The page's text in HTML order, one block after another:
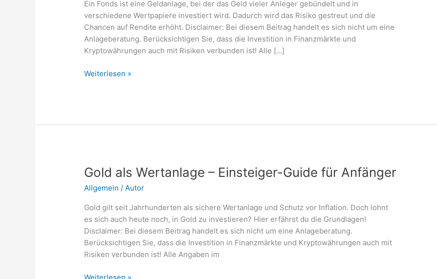
Ein Fonds ist eine Geldanlage, bei der das Geld vieler Anleger gebündelt und in
verschiedene Wertpapiere investiert wird. Dadurch wird das Risiko gestreut und die
Chancen auf Rendite erhöht. Disclaimer: Bei diesem Beitrag handelt es sich nicht um eine
Anlageberatung. Berücksichtigen Sie, dass die Investition in Finanzmärkte und
Kryptowährungen auch mit Risiken verbunden ist! Alle […]
Fonds
Weiterlesen »
Gold als Wertanlage – Einsteiger-Guide für Anfänger
Allgemein /Autor
Gold gilt seit Jahrhunderten als sichere Wertanlage und Schutz vor Inflation. Doch lohnt
es sich auch heute noch, in Gold zu investieren? Hier erfährst du die Grundlagen!
Disclaimer: Bei diesem Beitrag handelt es sich nicht um eine Anlageberatung.
Berücksichtigen Sie, dass die Investition in Finanzmärkte und Kryptowährungen auch mit
Risiken verbunden ist! Alle Angaben im
Gold
Weiterlesen »